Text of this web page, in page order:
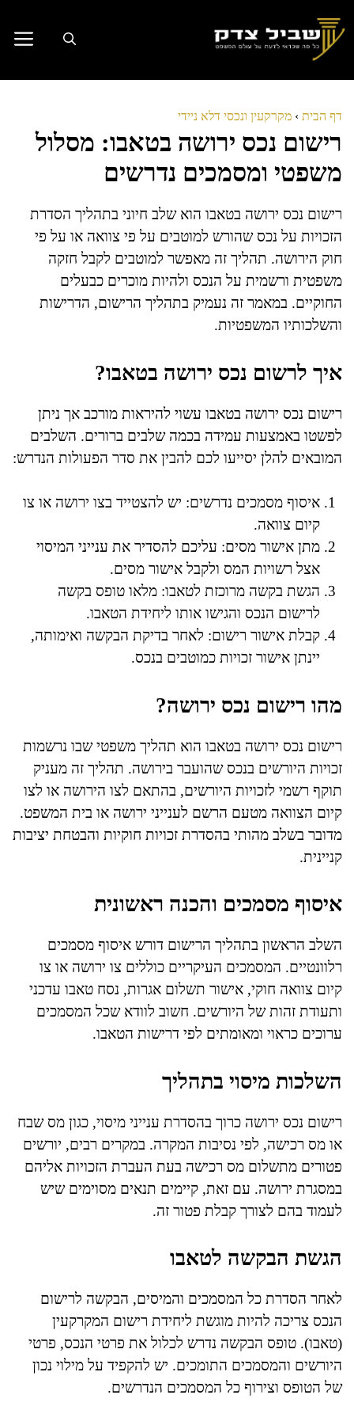
לתוכן
דף הבית › מקרקעין ונכסי דלא ניידי
רישום נכס ירושה בטאבו: מסלול
משפטי ומסמכים נדרשים
רישום נכס ירושה בטאבו הוא שלב חיוני בתהליך הסדרת
הזכויות על נכס שהורש למוטבים על פי צוואה או על פי
חוק הירושה. תהליך זה מאפשר למוטבים לקבל חזקה
משפטית ורשמית על הנכס ולהיות מוכרים כבעלים
החוקיים. במאמר זה נעמיק בתהליך הרישום, הדרישות
והשלכותיו המשפטיות.
איך לרשום נכס ירושה בטאבו?
רישום נכס ירושה בטאבו עשוי להיראות מורכב אך ניתן
לפשטו באמצעות עמידה בכמה שלבים ברורים. השלבים
המובאים להלן יסייעו לכם להבין את סדר הפעולות הנדרש:
איסוף מסמכים נדרשים: יש להצטייד בצו ירושה או צו
קיום צוואה.
מתן אישור מסים: עליכם להסדיר את ענייני המיסוי
אצל רשויות המס ולקבל אישור מסים.
הגשת בקשה מרוכזת לטאבו: מלאו טופס בקשה
לרישום הנכס והגישו אותו ליחידת הטאבו.
קבלת אישור רישום: לאחר בדיקת הבקשה ואימותה,
יינתן אישור זכויות כמוטבים בנכס.
מהו רישום נכס ירושה?
רישום נכס ירושה בטאבו הוא תהליך משפטי שבו נרשמות
זכויות היורשים בנכס שהועבר בירושה. תהליך זה מעניק
תוקף רשמי לזכויות היורשים, בהתאם לצו הירושה או לצו
קיום הצוואה מטעם הרשם לענייני ירושה או בית המשפט.
מדובר בשלב מהותי בהסדרת זכויות חוקיות והבטחת יציבות
קניינית.
איסוף מסמכים והכנה ראשונית
השלב הראשון בתהליך הרישום דורש איסוף מסמכים
רלוונטיים. המסמכים העיקריים כוללים צו ירושה או צו
קיום צוואה חוקי, אישור תשלום אגרות, נסח טאבו עדכני
ותעודת זהות של היורשים. חשוב לוודא שכל המסמכים
ערוכים כראוי ומאומתים לפי דרישות הטאבו.
השלכות מיסוי בתהליך
רישום נכס ירושה כרוך בהסדרת ענייני מיסוי, כגון מס שבח
או מס רכישה, לפי נסיבות המקרה. במקרים רבים, יורשים
פטורים מתשלום מס רכישה בעת העברת הזכויות אליהם
במסגרת ירושה. עם זאת, קיימים תנאים מסוימים שיש
לעמוד בהם לצורך קבלת פטור זה.
הגשת הבקשה לטאבו
לאחר הסדרת כל המסמכים והמיסים, הבקשה לרישום
הנכס צריכה להיות מוגשת ליחידת רישום המקרקעין
(טאבו). טופס הבקשה נדרש לכלול את פרטי הנכס, פרטי
היורשים והמסמכים התומכים. יש להקפיד על מילוי נכון
של הטופס וצירוף כל המסמכים הנדרשים.